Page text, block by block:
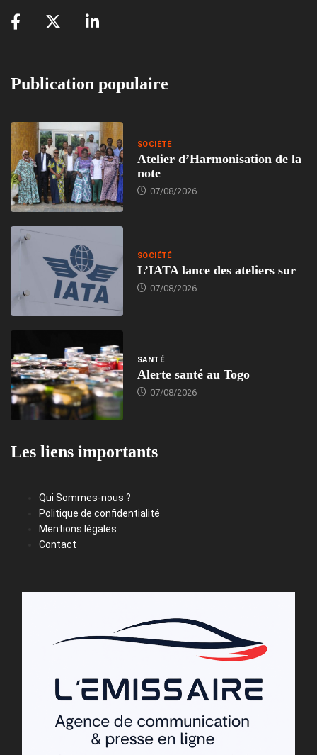
Publication populaire
SOCIÉTÉ
Atelier d’Harmonisation de la
note
07/08/2026
SOCIÉTÉ
L’IATA lance des ateliers sur
07/08/2026
SANTÉ
Alerte santé au Togo
07/08/2026
Les liens importants
Qui Sommes-nous ?
Politique de confidentialité
Mentions légales
Contact